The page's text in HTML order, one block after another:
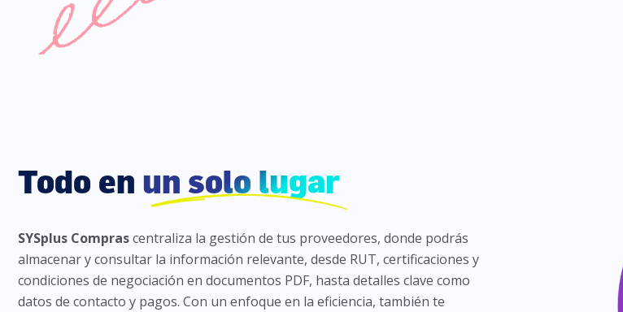
Todo en un solo lugar
SYSplus Comprascentraliza la gestión de tus proveedores, donde podrás
almacenar y consultar la información relevante, desde RUT, certificaciones y
condiciones de negociación en documentos PDF, hasta detalles clave como
datos de contacto y pagos. Con un enfoque en la eficiencia, también te